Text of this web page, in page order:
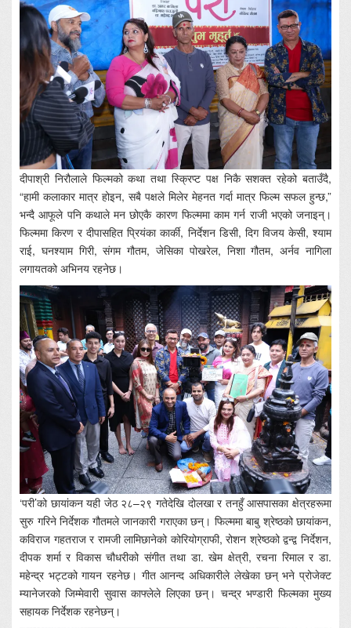
दीपाश्री निरौलाले फिल्मको कथा तथा स्क्रिप्ट पक्ष निकै सशक्त रहेको बताउँदै,
“हामी कलाकार मात्र होइन, सबै पक्षले मिलेर मेहनत गर्दा मात्र फिल्म सफल हुन्छ,”
भन्दै आफूले पनि कथाले मन छोएकै कारण फिल्ममा काम गर्न राजी भएको जनाइन्।
फिल्ममा किरण र दीपासहित प्रियंका कार्की, निर्देशन डिसी, दिग विजय केसी, श्याम
राई, घनश्याम गिरी, संगम गौतम, जेसिका पोखरेल, निशा गौतम, अर्नव नागिला
लगायतको अभिनय रहनेछ।
‘परी’को छायांकन यही जेठ २८–२९ गतेदेखि दोलखा र तनहुँ आसपासका क्षेत्रहरूमा
सुरु गरिने निर्देशक गौतमले जानकारी गराएका छन्। फिल्ममा बाबु श्रेष्ठको छायांकन,
कविराज गहतराज र रामजी लामिछानेको कोरियोग्राफी, रोशन श्रेष्ठको द्वन्द्व निर्देशन,
दीपक शर्मा र विकास चौधरीको संगीत तथा डा. खेम क्षेत्री, रचना रिमाल र डा.
महेन्द्र भट्टको गायन रहनेछ। गीत आनन्द अधिकारीले लेखेका छन् भने प्रोजेक्ट
म्यानेजरको जिम्मेवारी सुवास काफ्लेले लिएका छन्। चन्द्र भण्डारी फिल्मका मुख्य
सहायक निर्देशक रहनेछन्।